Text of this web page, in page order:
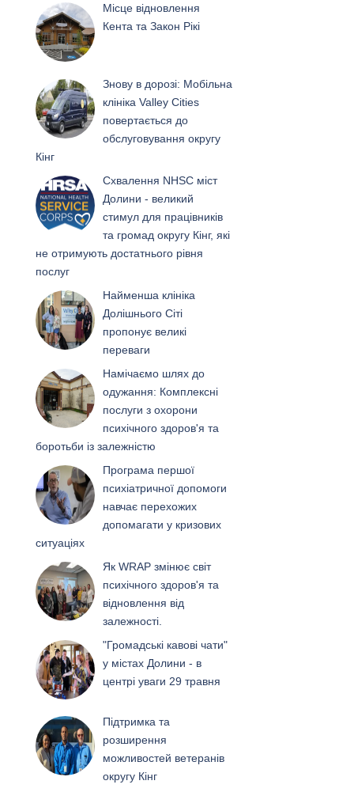
Місце відновлення
Кента та Закон Рікі
Знову в дорозі: Мобільна
клініка Valley Cities
повертається до
обслуговування округу
Кінг
Схвалення NHSC міст
Долини - великий
стимул для працівників
та громад округу Кінг, які
не отримують достатнього рівня
послуг
Найменша клініка
Долішнього Сіті
пропонує великі
переваги
Намічаємо шлях до
одужання: Комплексні
послуги з охорони
психічного здоров'я та
боротьби із залежністю
Програма першої
психіатричної допомоги
навчає перехожих
допомагати у кризових
ситуаціях
Як WRAP змінює світ
психічного здоров'я та
відновлення від
залежності.
"Громадські кавові чати"
у містах Долини - в
центрі уваги 29 травня
Підтримка та
розширення
можливостей ветеранів
округу Кінг